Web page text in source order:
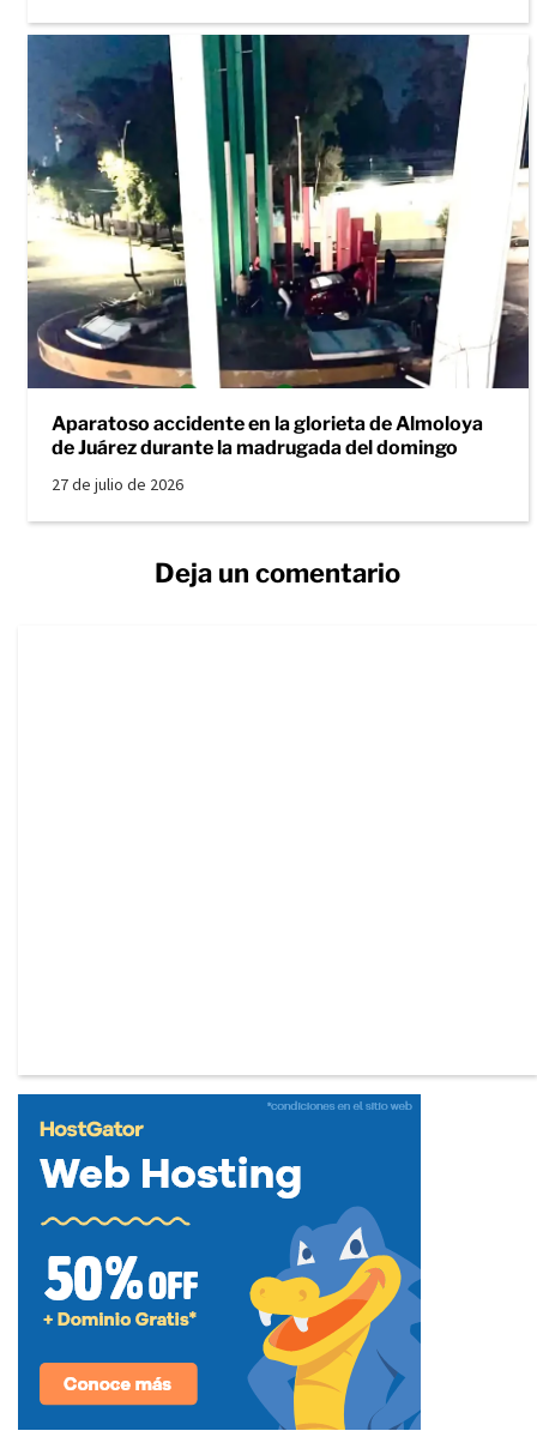
Aparatoso accidente en la glorieta de Almoloya
de Juárez durante la madrugada del domingo
27 de julio de 2026
Deja un comentario